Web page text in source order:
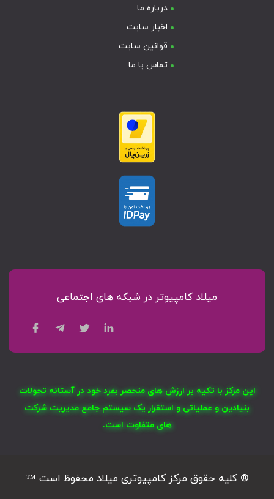
درباره ما
اخبار سایت
قوانین سایت
تماس با ما
میلاد کامپیوتر در شبکه های اجتماعی
این مرکز با تکیه بر ارزش های منحصر بفرد خود در آستانه تحولات
بنیادین و عملیاتی و استقرار یک سیستم جامع مدیریت شرکت
های متفاوت است.
® کلیه حقوق مرکز کامپیوتری میلاد محفوظ است ™